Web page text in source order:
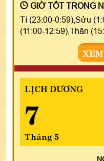
GIỜ TỐT TRONG
Tí (23:00-0:59),Sửu
(11:00-12:59),Thân
LỊCH DƯƠNG
7
Tháng 5